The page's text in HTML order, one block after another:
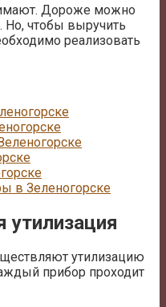
Дороже можно
Но, чтобы выручить
реализовать
в Зеленогорске
утилизация
утилизацию
прибор проходит